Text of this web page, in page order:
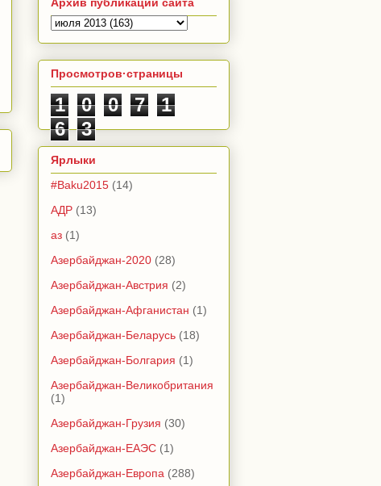
Просмотров·страницы
1 0 0 7
1
6
3
Ярлыки
#Baku2015 (14)
АДР (13)
аз (1)
Азербайджан-2020 (28)
Азербайджан-Австрия (2)
Азербайджан-Афганистан (1)
Азербайджан-Беларусь (18)
Азербайджан-Болгария (1)
Азербайджан-Великобритания
(1)
Азербайджан-Грузия (30)
Азербайджан-ЕАЭС (1)
Азербайджан-Европа (288)